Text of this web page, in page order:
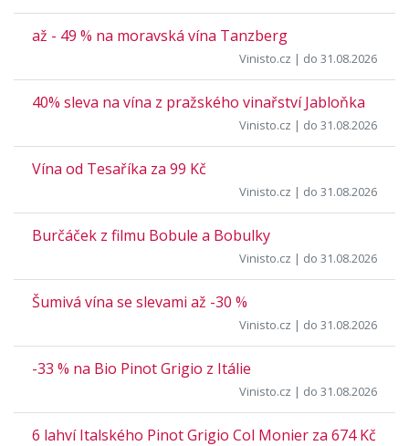
až - 49 % na moravská vína Tanzberg
Vinisto.cz | do 31.08.2026
40% sleva na vína z pražského vinařství Jabloňka
Vinisto.cz | do 31.08.2026
Vína od Tesaříka za 99 Kč
Vinisto.cz | do 31.08.2026
Burčáček z filmu Bobule a Bobulky
Vinisto.cz | do 31.08.2026
Šumivá vína se slevami až -30 %
Vinisto.cz | do 31.08.2026
-33 % na Bio Pinot Grigio z Itálie
Vinisto.cz | do 31.08.2026
6 lahví Italského Pinot Grigio Col Monier za 674 Kč